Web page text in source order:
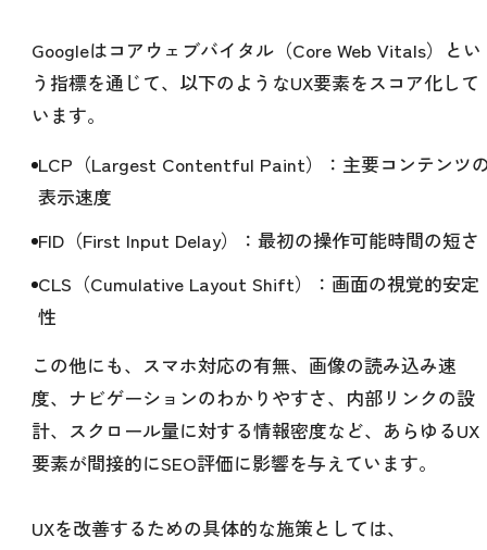
Googleはコアウェブバイタル（Core Web Vitals）とい
う指標を通じて、以下のようなUX要素をスコア化して
います。
LCP（Largest Contentful Paint）：主要コンテンツ
表示速度
FID（First Input Delay）：最初の操作可能時間の短さ
CLS（Cumulative Layout Shift）：画面の視覚的安定
性
この他にも、スマホ対応の有無、画像の読み込み速
度、ナビゲーションのわかりやすさ、内部リンクの設
計、スクロール量に対する情報密度など、あらゆるUX
要素が間接的にSEO評価に影響を与えています。
UXを改善するための具体的な施策としては、